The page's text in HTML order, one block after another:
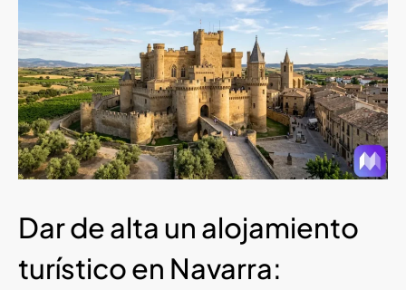
Dar de alta un alojamiento
turístico en Navarra: